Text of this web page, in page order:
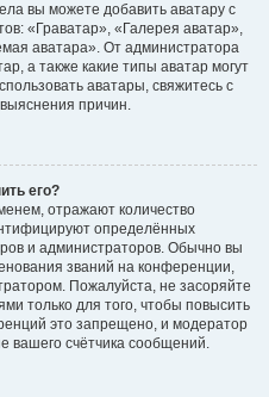
вы можете добавить аватару с
«Граватар», «Галерея аватар»,
аватара». От администратора
а также какие типы аватар могут
аватары, свяжитесь с
причин.
его?
отражают количество
определённых
и администраторов. Обычно вы
званий на конференции,
Пожалуйста, не засоряйте
только для того, чтобы повысить
это запрещено, и модератор
вашего счётчика сообщений.